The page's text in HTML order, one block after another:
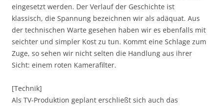
eingesetzt werden. Der Verlauf der Geschichte ist
klassisch, die Spannung bezeichnen wir als adäquat. Aus
der technischen Warte gesehen haben wir es ebenfalls mit
seichter und simpler Kost zu tun. Kommt eine Schlage zum
Zuge, so sehen wir nicht selten die Handlung aus ihrer
Sicht: einem roten Kamerafilter.
[Technik]
Als TV-Produktion geplant erschließt sich auch das